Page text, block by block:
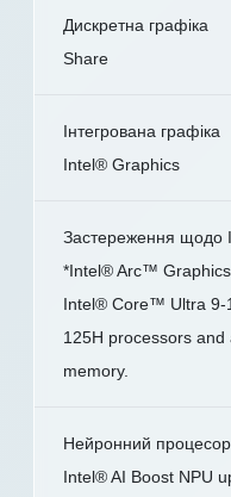
Дискретна графіка
Share
Інтегрована графіка
Intel® Graphics
Застереження щодо
*Intel® Arc™
Intel® Core™ Ultra 9-
125H processors
memory.
Нейронний процесор
Intel® AI Boost NPU